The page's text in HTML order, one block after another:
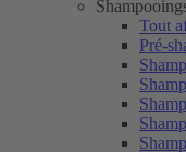
Tout
Pré-